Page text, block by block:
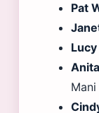
Pat
Mani